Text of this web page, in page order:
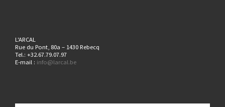
L'ARCAL
Rue du Pont, 80a – 1430 Rebecq
Tel.: +32.67.79.07.97
E-mail : info@larcal.be